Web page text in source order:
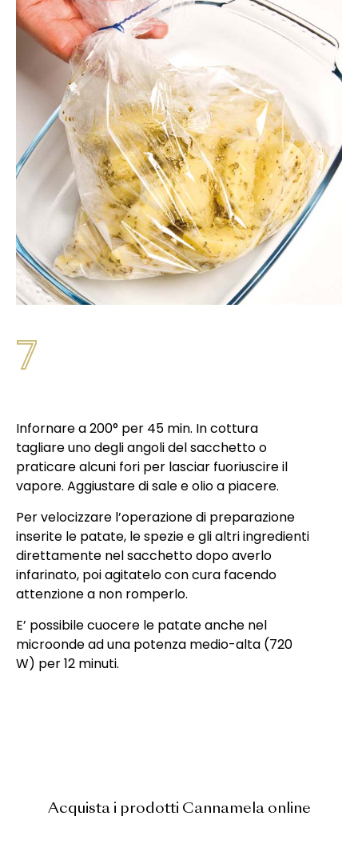
Acquista i prodotti Cannamela online
7
Infornare a 200° per 45 min. In cottura
tagliare uno degli angoli del sacchetto o
praticare alcuni fori per lasciar fuoriuscire il
vapore. Aggiustare di sale e olio a piacere.
Per velocizzare l’operazione di preparazione
inserite le patate, le spezie e gli altri ingredienti
direttamente nel sacchetto dopo averlo
infarinato, poi agitatelo con cura facendo
attenzione a non romperlo.
E’ possibile cuocere le patate anche nel
microonde ad una potenza medio-alta (720
W) per 12 minuti.